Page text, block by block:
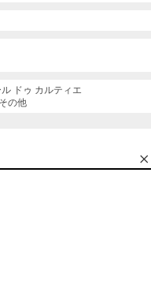
ドゥ カルティエ
その他